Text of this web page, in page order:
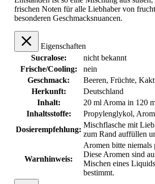
frischen Noten für alle Liebhaber von
besonderen Geschmacksnuancen.
Eigenschaften
Sucralose:
nicht bekannt
Frische/Cooling:
nein
Geschmack:
Beeren, Früchte,
Herkunft:
Deutschland
Inhalt:
20 ml Aroma in 120
Inhaltsstoffe:
Propylenglykol,
Dosierempfehlung:
Mischflasche mit
zum Rand auffüllen
Warnhinweis:
Aromen bitte niemals
Diese Aromen sind
Mischen eines
bestimmt.